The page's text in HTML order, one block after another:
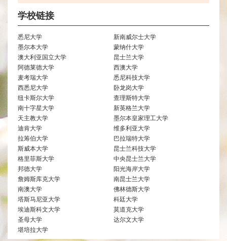
学校链接
悉尼大学
新南威尔士大学
墨尔本大学
蒙纳什大学
澳大利亚国立大学
昆士兰大学
阿德莱德大学
西澳大学
麦考瑞大学
悉尼科技大学
西悉尼大学
卧龙岗大学
纽卡斯尔大学
查理斯特大学
南十字星大学
新英格兰大学
天主教大学
墨尔本皇家理工大学
迪肯大学
维多利亚大学
拉筹伯大学
巴拉瑞特大学
斯威本大学
昆士兰科技大学
格里菲斯大学
中央昆士兰大学
邦德大学
阳光海岸大学
詹姆斯库克大学
南昆士兰大学
南澳大学
佛林德斯大学
塔斯马尼亚大学
科廷大学
埃迪斯科文大学
莫道克大学
圣母大学
达尔文大学
堪培拉大学